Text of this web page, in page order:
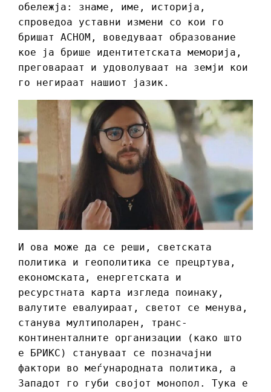
обележја: знаме, име, историја,
спроведоа уставни измени со кои го
бришат АСНОМ, воведуваат образование
кое ја брише идентитетската меморија,
преговараат и удоволуваат на земји кои
го негираат нашиот јазик.
И ова може да се реши, светската
политика и геополитика се прецртува,
економската, енергетската и
ресурстната карта изгледа поинаку,
валутите евалуираат, светот се менува,
станува мултиполарен, транс-
континенталните организации (како што
е БРИКС) стануваат се позначајни
фактори во меѓународната политика, а
Западот го губи својот монопол. Тука е